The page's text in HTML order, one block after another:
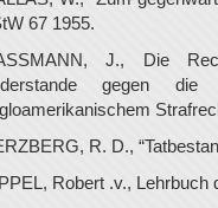
67 1955.
J., Die
gegen die
R. D.,
Robert .v., Lehrbuch